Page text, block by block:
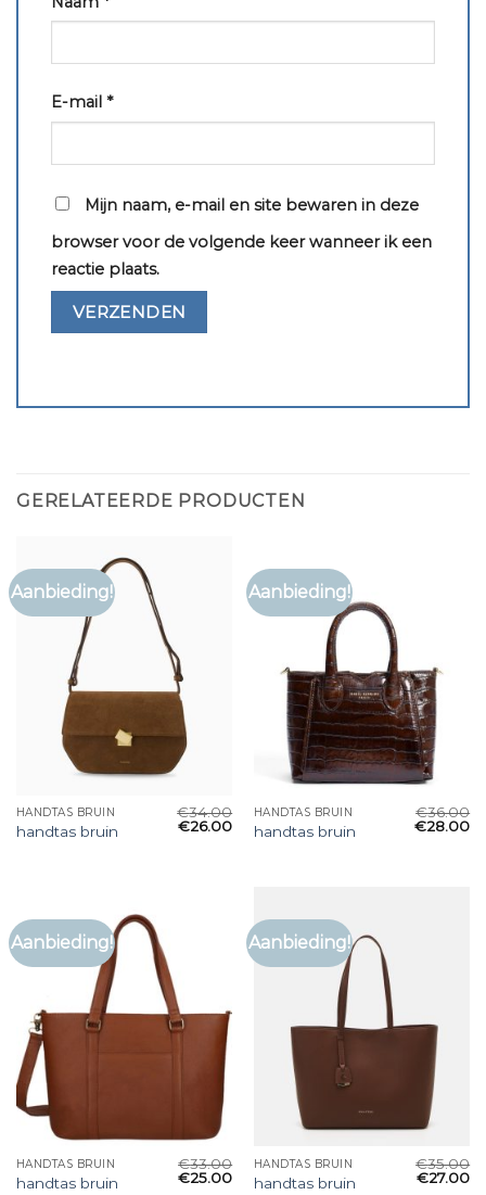
E-mail *
Mijn naam, e-mail en site bewaren in deze
browser voor de volgende keer wanneer ik een
reactie plaats.
GERELATEERDE PRODUCTEN
Aanbieding!
HANDTAS BRUIN
handtas bruin
€34.00
€26.00
Aanbieding!
HANDTAS BRUIN
handtas bruin
€36.00
€28.00
Aanbieding!
HANDTAS BRUIN
handtas bruin
€33.00
€25.00
Aanbieding!
HANDTAS BRUIN
handtas bruin
€35.00
€27.00